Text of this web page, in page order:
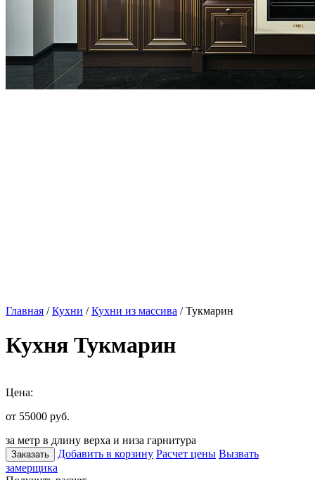
Главная /Кухни /Кухни из массива / Тукмарин
Кухня Тукмарин
Цена:
от 55000 руб.
за метр в длину верха и низа гарнитура
Заказать Добавить в корзину Расчет цены Вызвать
замерщика